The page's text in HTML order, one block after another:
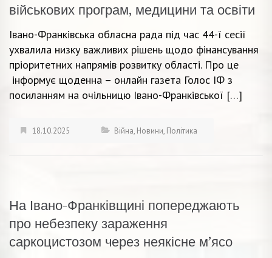
військових програм, медицини та освіти
Івано-Франківська обласна рада під час 44-ї сесії
ухвалила низку важливих рішень щодо фінансування
пріоритетних напрямів розвитку області. Про це
інформує щоденна – онлайн газета Голос ІФ з
посиланням на очільницю Івано-Франківської […]
18.10.2025 Війна, Новини, Політика
На Івано-Франківщині попереджають
про небезпеку зараження
саркоцистозом через неякісне м’ясо